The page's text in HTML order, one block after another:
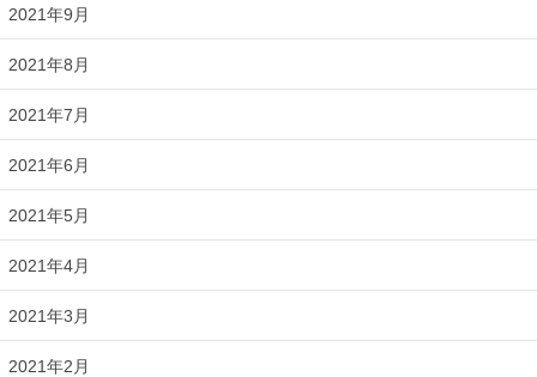
2021年9月
2021年8月
2021年7月
2021年6月
2021年5月
2021年4月
2021年3月
2021年2月